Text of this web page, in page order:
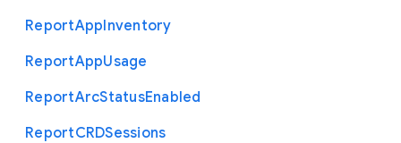
ReportAppInventory
ReportAppUsage
ReportArcStatusEnabled
ReportCRDSessions